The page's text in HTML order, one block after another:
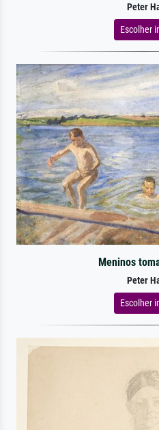
Peter
Escolher
Meninos
Peter
Escolher